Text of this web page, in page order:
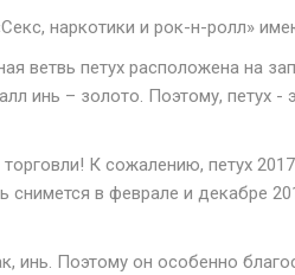
наркотики и рок-н-ролл»
ветвь петух расположена на
инь – золото. Поэтому, петух
К сожалению, петух
снимется в феврале и декабре
инь. Поэтому он особенно